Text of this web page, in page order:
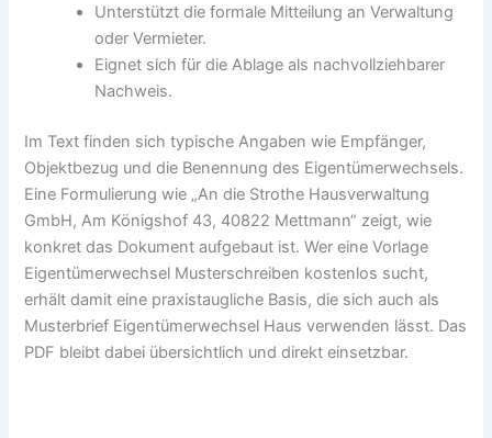
Unterstützt die formale Mitteilung an Verwaltung
oder Vermieter.
Eignet sich für die Ablage als nachvollziehbarer
Nachweis.
Im Text finden sich typische Angaben wie Empfänger,
Objektbezug und die Benennung des Eigentümerwechsels.
Eine Formulierung wie „An die Strothe Hausverwaltung
GmbH, Am Königshof 43, 40822 Mettmann“ zeigt, wie
konkret das Dokument aufgebaut ist. Wer eine Vorlage
Eigentümerwechsel Musterschreiben kostenlos sucht,
erhält damit eine praxistaugliche Basis, die sich auch als
Musterbrief Eigentümerwechsel Haus verwenden lässt. Das
PDF bleibt dabei übersichtlich und direkt einsetzbar.